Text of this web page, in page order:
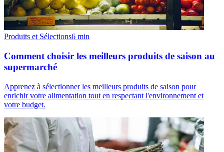
Apprenez à sélectionner les meilleurs produits de saison pour
enrichir votre alimentation tout en respectant l'environnement et
votre budget.
Écologie et consommation responsable6min